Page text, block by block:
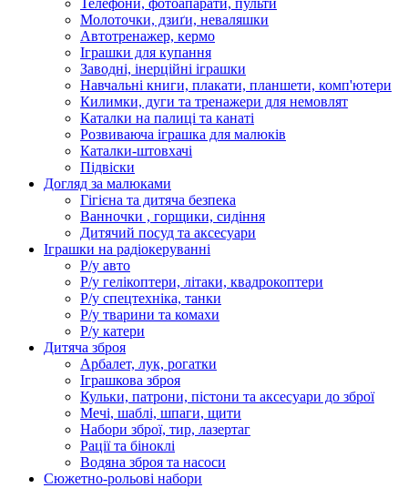
Телефони, фотоапарати, пульти
Молоточки, дзиґи, неваляшки
Автотренажер, кермо
Іграшки для купання
Заводні, інерційні іграшки
Навчальні книги, плакати, планшети, комп'ютери
Килимки, дуги та тренажери для немовлят
Каталки на палиці та канаті
Розвиваюча іграшка для малюків
Каталки-штовхачі
Підвіски
Догляд за малюками
Гігієна та дитяча безпека
Ванночки , горщики, сидіння
Дитячий посуд та аксесуари
Іграшки на радіокеруванні
Р/у авто
Р/у гелікоптери, літаки, квадрокоптери
Р/у спецтехніка, танки
Р/у тварини та комахи
Р/у катери
Дитяча зброя
Арбалет, лук, рогатки
Іграшкова зброя
Кульки, патрони, пістони та аксесуари до зброї
Мечі, шаблі, шпаги, щити
Набори зброї, тир, лазертаг
Рації та біноклі
Водяна зброя та насоси
Сюжетно-рольові набори